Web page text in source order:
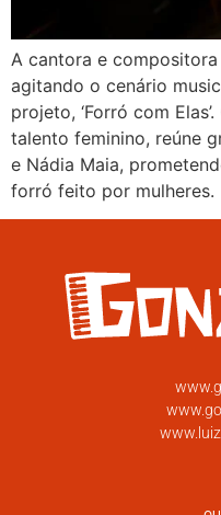
A cantora e
agitando o cenário
projeto, ‘Forró com
talento feminino, reúne
e Nádia Maia,
forró feito por mulheres.